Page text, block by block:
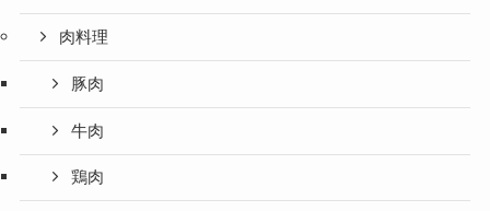
肉料理
豚肉
牛肉
鶏肉